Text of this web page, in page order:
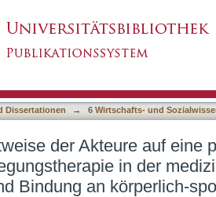
Bindung an körperlich-
Dissertationen → 6 Wirtschafts- und
der Akteure auf eine
in der
Bindung an körperlich-